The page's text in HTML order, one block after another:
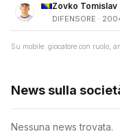
Zovko Tomislav
DIFENSORE ·
Su mobile: giocatore con ruolo,
News sulla
Nessuna news trovata.